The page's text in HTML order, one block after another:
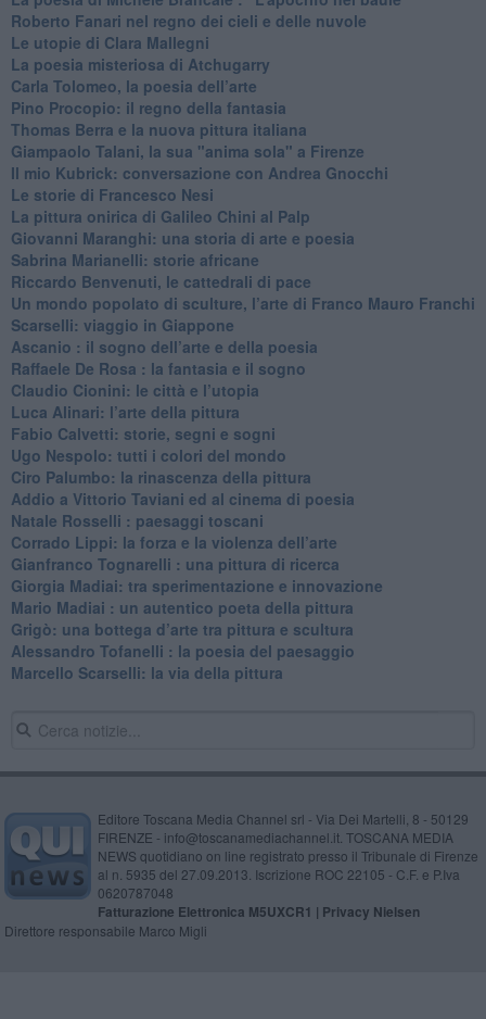
Roberto Fanari nel regno dei cieli e delle nuvole
Le utopie di Clara Mallegni
​La poesia misteriosa di Atchugarry
Carla Tolomeo, la poesia dell’arte
Pino Procopio: il regno della fantasia
Thomas Berra e la nuova pittura italiana
Giampaolo Talani, la sua "anima sola" a Firenze
Il mio Kubrick: conversazione con Andrea Gnocchi
Le storie di Francesco Nesi
​La pittura onirica di Galileo Chini al Palp
​Giovanni Maranghi: una storia di arte e poesia
Sabrina Marianelli: storie africane
​Riccardo Benvenuti, le cattedrali di pace
​Un mondo popolato di sculture, l’arte di Franco Mauro Franchi
​Scarselli: viaggio in Giappone
​Ascanio : il sogno dell’arte e della poesia
Raffaele De Rosa : la fantasia e il sogno
​Claudio Cionini: le città e l’utopia
Luca Alinari: l’arte della pittura
​Fabio Calvetti: storie, segni e sogni
Ugo Nespolo: tutti i colori del mondo
​Ciro Palumbo: la rinascenza della pittura
​Addio a Vittorio Taviani ed al cinema di poesia
​Natale Rosselli : paesaggi toscani
​Corrado Lippi: la forza e la violenza dell’arte
Gianfranco Tognarelli : una pittura di ricerca
Giorgia Madiai: tra sperimentazione e innovazione
Mario Madiai : un autentico poeta della pittura
Grigò: una bottega d’arte tra pittura e scultura
Alessandro Tofanelli : la poesia del paesaggio
​Marcello Scarselli: la via della pittura
Editore Toscana Media Channel srl - Via Dei Martelli, 8 - 50129
FIRENZE - info@toscanamediachannel.it. TOSCANA MEDIA
NEWS quotidiano on line registrato presso il Tribunale di Firenze
al n. 5935 del 27.09.2013. Iscrizione ROC 22105 - C.F. e P.Iva
0620787048
Fatturazione Elettronica M5UXCR1 | Privacy Nielsen
Direttore responsabile Marco Migli